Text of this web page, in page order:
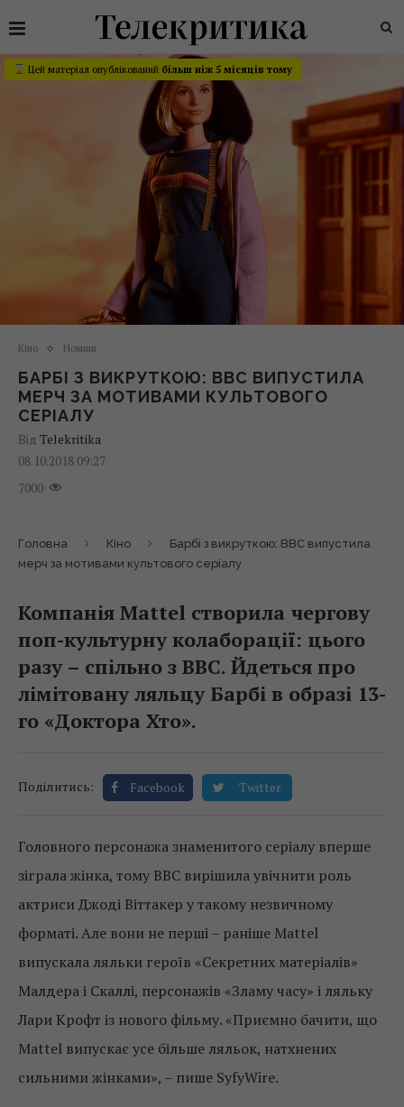
Цей матеріал опублікований більш ніж 5 місяців тому
Кіно Новини
БАРБІ З ВИКРУТКОЮ: BBC ВИПУСТИЛА
МЕРЧ ЗА МОТИВАМИ КУЛЬТОВОГО
СЕРІАЛУ
Від Telekritika
08.10.2018 09:27
7000
Головна Кіно
Барбі з викруткою: BBC випустила
мерч за мотивами культового серіалу
Компанія Mattel створила чергову
поп-культурну колаборації: цього
разу – спільно з BBC. Йдеться про
лімітовану ляльцу Барбі в образі 13-
го «Доктора Хто».
Поділитись: Facebook Twitter
Головного персонажа знаменитого серіалу вперше
зіграла жінка, тому BBC вирішила увічнити роль
актриси Джоді Віттакер у такому незвичному
форматі. Але вони не перші – раніше Mattel
випускала ляльки героїв «Секретних матеріалів»
Малдера і Скаллі, персонажів «Зламу часу» і ляльку
Лари Крофт із нового фільму. «Приємно бачити, що
Mattel випускає усе більше ляльок, натхнених
сильними жінками», – пише SyfyWire.